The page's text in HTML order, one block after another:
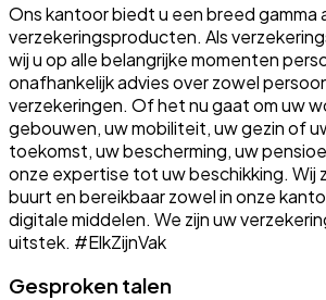
Ons kantoor biedt u een breed gamma
verzekeringsproducten. Als
wij u op alle belangrijke momenten
onafhankelijk advies over zowel
verzekeringen. Of het nu gaat om uw
gebouwen, uw mobiliteit, uw gezin of
toekomst, uw bescherming, uw
onze expertise tot uw beschikking. Wij
buurt en bereikbaar zowel in onze
digitale middelen. We zijn uw
uitstek. #ElkZijnVak
Gesproken talen